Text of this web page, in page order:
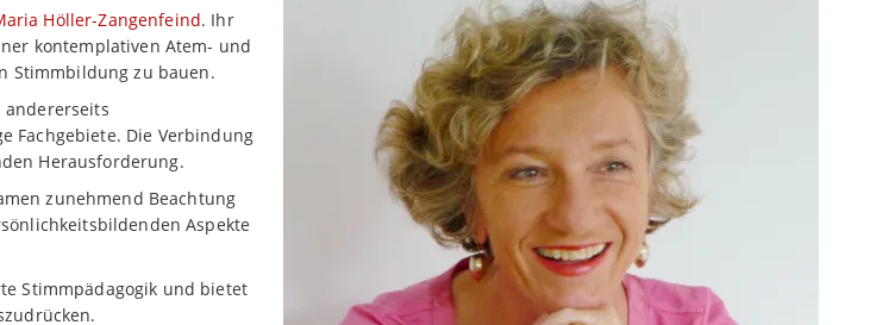
Höller-Zangenfeind. Ihr
kontemplativen Atem- und
Stimmbildung zu bauen.
andererseits
Fachgebiete. Die Verbindung
Herausforderung.
zunehmend Beachtung
Aspekte
Stimmpädagogik und bietet